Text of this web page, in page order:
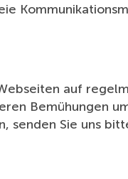
auf
Bemühungen
senden Sie uns